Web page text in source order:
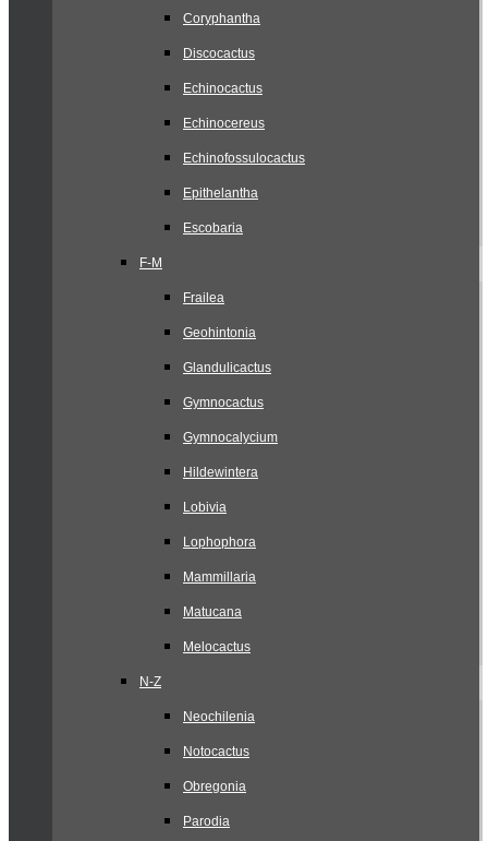
Coryphantha
Discocactus
Echinocactus
Echinocereus
Echinofossulocactus
Epithelantha
Escobaria
F-M
Frailea
Geohintonia
Glandulicactus
Gymnocactus
Gymnocalycium
Hildewintera
Lobivia
Lophophora
Mammillaria
Matucana
Melocactus
N-Z
Neochilenia
Notocactus
Obregonia
Parodia